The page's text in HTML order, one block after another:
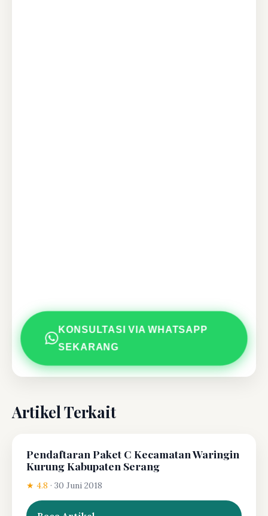
KONSULTASI VIA WHATSAPP
SEKARANG
Artikel Terkait
Pendaftaran Paket C Kecamatan Waringin
Kurung Kabupaten Serang
★ 4.8 · 30 Juni 2018